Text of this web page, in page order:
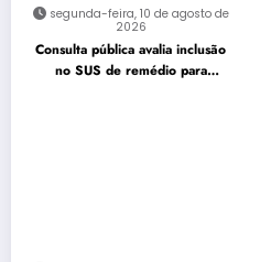
segunda-feira, 10 de agosto de
2026
Consulta pública avalia inclusão
no SUS de remédio para